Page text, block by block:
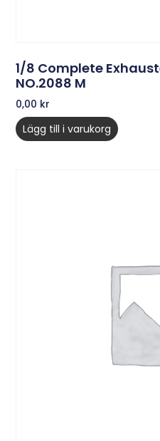
1/8 Complete
NO.2088 M
0,00 kr
Lägg till i varukorg